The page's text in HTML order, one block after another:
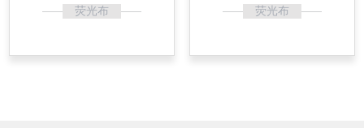
荧光布 荧光布